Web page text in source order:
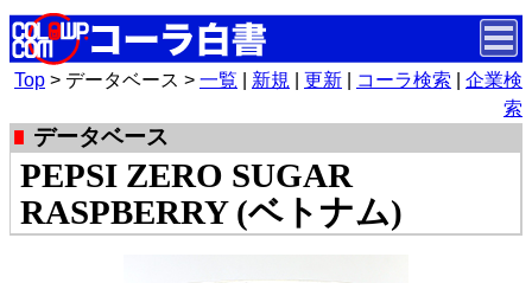
Top > データベース > 一覧 新規 更新 コーラ検索
企業検
索
データベース
PEPSI ZERO SUGAR
RASPBERRY (ベトナム)